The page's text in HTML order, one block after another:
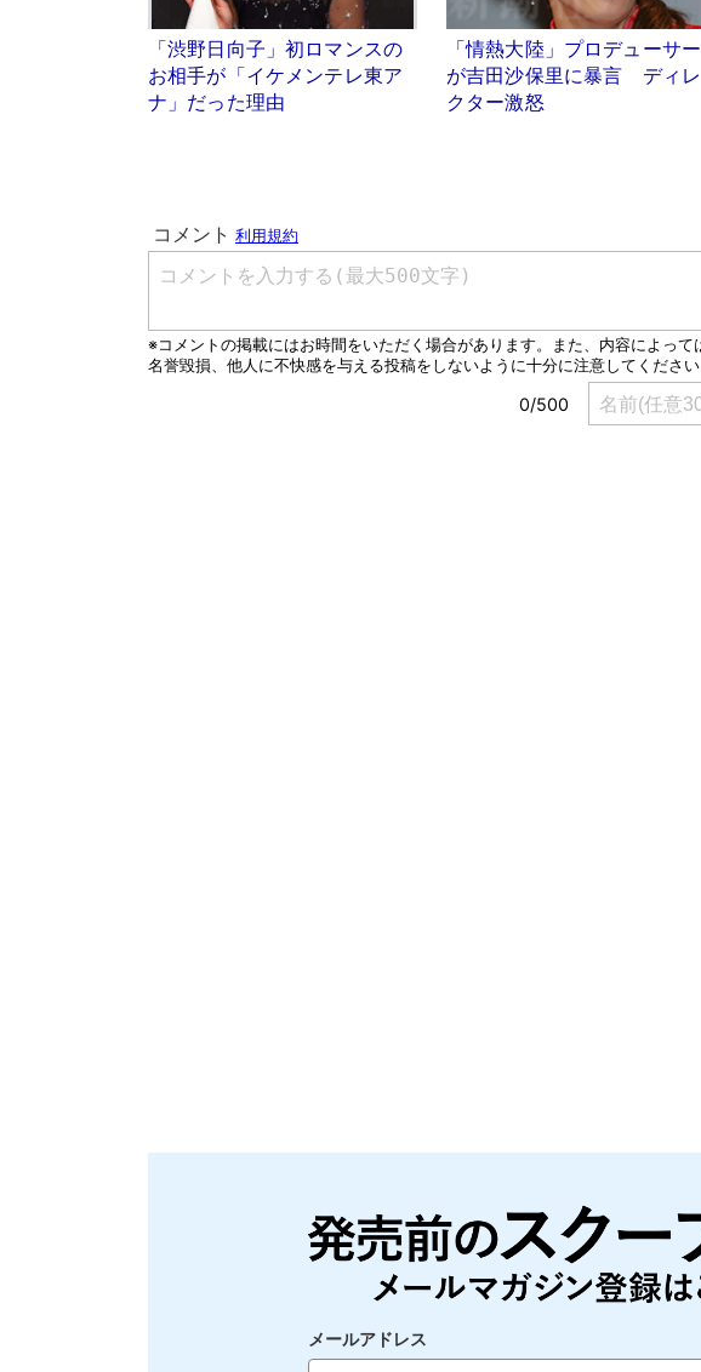
「渋野日向子」初ロマンスの
お相手が「イケメンテレ東ア
ナ」だった理由
「情熱大陸」プロデューサー
が吉田沙保里に暴言 ディレ
クター激怒
メールアドレス